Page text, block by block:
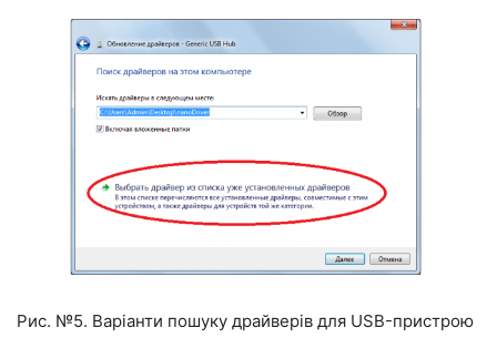
Рис. №5. Варіанти пошуку драйверів для USB-пристрою